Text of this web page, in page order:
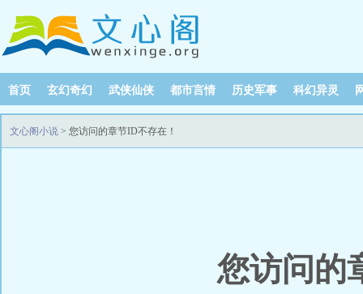
首页 玄幻奇幻 武侠仙侠 都市言情 历史军事 科幻异灵
文心阁小说 > 您访问的章节ID不存在！
您访问的